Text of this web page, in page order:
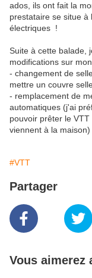
ados, ils ont fait la
prestataire se situe à
électriques !
Suite à cette balade,
modifications sur
- changement de
mettre un couvre
- remplacement de
automatiques (j'ai
pouvoir prêter le
viennent à la maison)
#VTT
Partager
Vous aimerez